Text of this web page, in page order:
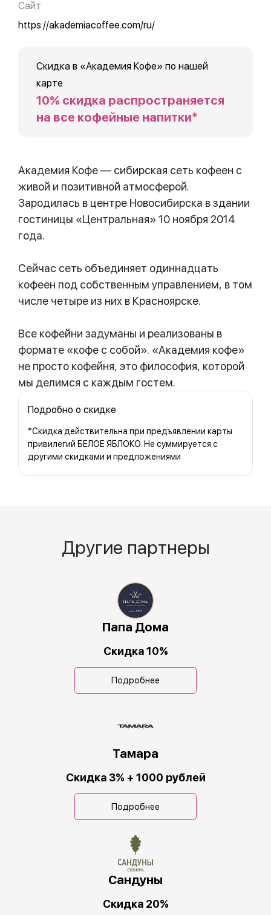
Сайт
https://akademiacoffee.com/ru/
Скидка в «Академия Кофе» по нашей
карте
10% скидка распространяется
на все кофейные напитки*
Академия Кофе — сибирская сеть кофеен с
живой и позитивной атмосферой.
Зародилась в центре Новосибирска в здании
гостиницы «Центральная» 10 ноября 2014
года.
Сейчас сеть объединяет одиннадцать
кофеен под собственным управлением, в том
числе четыре из них в Красноярске.
Все кофейни задуманы и реализованы в
формате «кофе с собой». «Академия кофе»
не просто кофейня, это философия, которой
мы делимся с каждым гостем.
Подробно о скидке
*Скидка действительна при предъявлении карты
привилегий БЕЛОЕ ЯБЛОКО. Не суммируется с
другими скидками и предложениями
Другие партнеры
Папа Дома
Скидка 10%
Подробнее
Тамара
Скидка 3% + 1000 рублей
Подробнее
Сандуны
Скидка 20%